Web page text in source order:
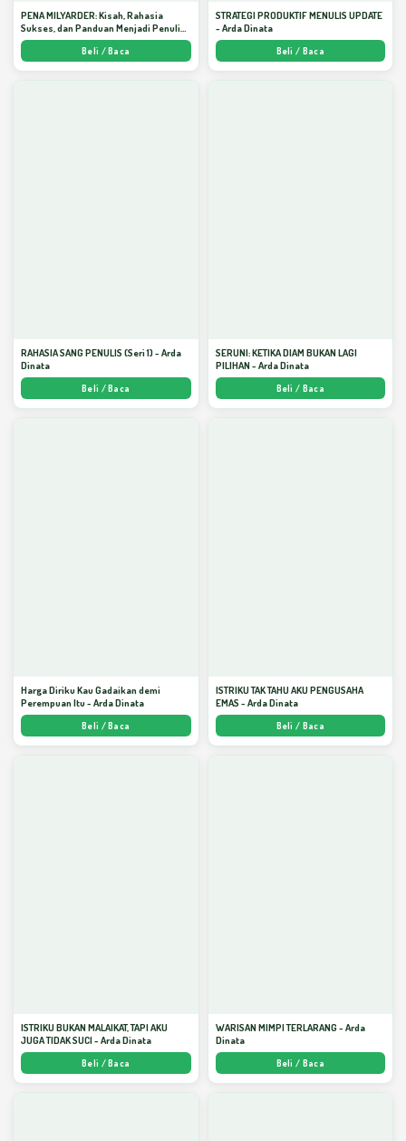
PENA MILYARDER: Kisah, Rahasia
Sukses, dan Panduan Menjadi Penulis 1
Milyar di KBM App dari Nol - Arda Dinata
Beli / Baca
STRATEGI PRODUKTIF MENULIS UPDATE
- Arda Dinata
Beli / Baca
RAHASIA SANG PENULIS (Seri 1) - Arda
Dinata
Beli / Baca
SERUNI: KETIKA DIAM BUKAN LAGI
PILIHAN - Arda Dinata
Beli / Baca
Harga Diriku Kau Gadaikan demi
Perempuan Itu - Arda Dinata
Beli / Baca
ISTRIKU TAK TAHU AKU PENGUSAHA
EMAS - Arda Dinata
Beli / Baca
ISTRIKU BUKAN MALAIKAT, TAPI AKU
JUGA TIDAK SUCI - Arda Dinata
Beli / Baca
WARISAN MIMPI TERLARANG - Arda
Dinata
Beli / Baca